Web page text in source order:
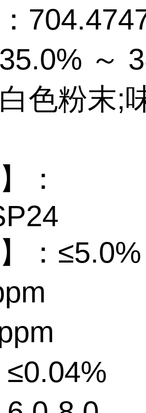
～
色粉末;
：
：≤5.0%
≤0.04%